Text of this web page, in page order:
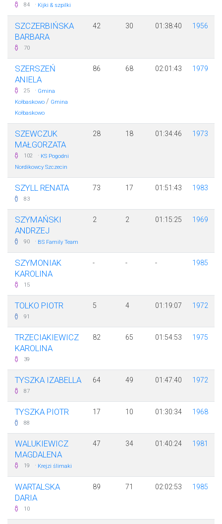
84 · Kijki & szpilki
SZCZERBIŃSKA
BARBARA
70
42 30 01:38:40 1956
SZERSZEŃ
ANIELA
25 · Gmina
Kołbaskowo / Gmina
Kołbaskowo
86 68 02:01:43 1979
SZEWCZUK
MAŁGORZATA
102 · KS Pogodni
Nordikowcy Szczecin
28 18 01:34:46 1973
SZYLL RENATA
83
73 17 01:51:43 1983
SZYMAŃSKI
ANDRZEJ
90 · BS Family Team
2 2 01:15:25 1969
SZYMONIAK
KAROLINA
15
- - - 1985
TOLKO PIOTR
91
5 4 01:19:07 1972
TRZECIAKIEWICZ
KAROLINA
39
82 65 01:54:53 1975
TYSZKA IZABELLA
87
64 49 01:47:40 1972
TYSZKA PIOTR
88
17 10 01:30:34 1968
WALUKIEWICZ
MAGDALENA
19 · Krejzi ślimaki
47 34 01:40:24 1981
WARTALSKA
DARIA
10
89 71 02:02:53 1985